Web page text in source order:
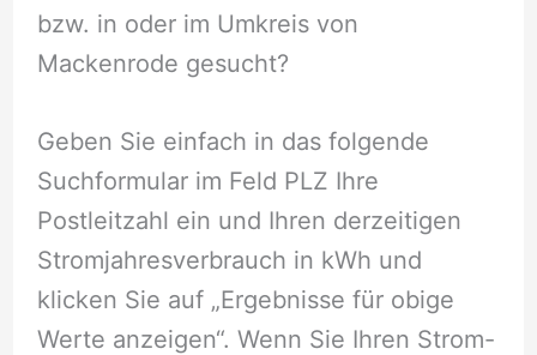
bzw. in oder im Umkreis von
Mackenrode gesucht?
Geben Sie einfach in das folgende
Suchformular im Feld PLZ Ihre
Postleitzahl ein und Ihren derzeitigen
Stromjahresverbrauch in kWh und
klicken Sie auf „Ergebnisse für obige
Werte anzeigen“. Wenn Sie Ihren Strom-